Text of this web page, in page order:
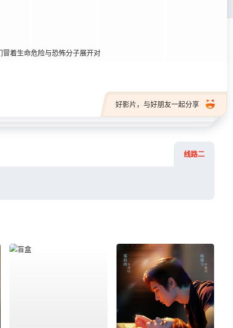
着生命危险与恐怖分子展开对
好影片，与好朋友一起分享
线路二